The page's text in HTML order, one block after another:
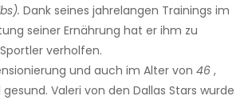
Dank seines jahrelangen Trainings im
seiner Ernährung hat er ihm zu
verholfen.
und auch im Alter von 46 ,
Valeri von den Dallas Stars wurde